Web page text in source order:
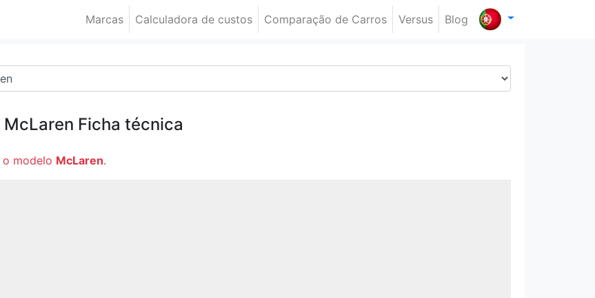
Marcas Calculadora de custos Comparação de Carros Versus Blog
McLaren Ficha técnica
o modelo McLaren.